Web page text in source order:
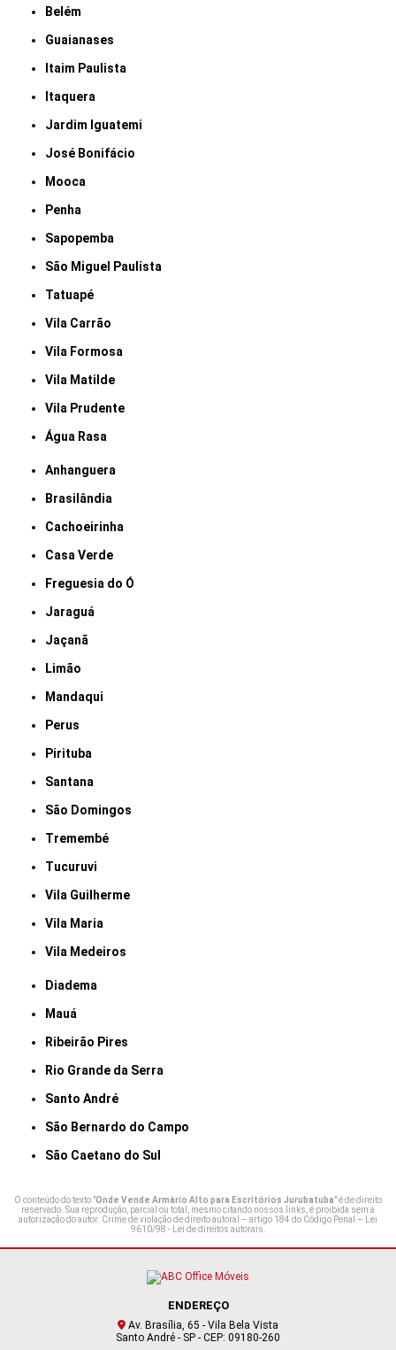
Belém
Guaianases
Itaim Paulista
Itaquera
Jardim Iguatemi
José Bonifácio
Mooca
Penha
Sapopemba
São Miguel Paulista
Tatuapé
Vila Carrão
Vila Formosa
Vila Matilde
Vila Prudente
Água Rasa
Anhanguera
Brasilândia
Cachoeirinha
Casa Verde
Freguesia do Ó
Jaraguá
Jaçanã
Limão
Mandaqui
Perus
Pirituba
Santana
São Domingos
Tremembé
Tucuruvi
Vila Guilherme
Vila Maria
Vila Medeiros
Diadema
Mauá
Ribeirão Pires
Rio Grande da Serra
Santo André
São Bernardo do Campo
São Caetano do Sul
O conteúdo do texto "Onde Vende Armário Alto para Escritórios Jurubatuba" é de direito
reservado. Sua reprodução, parcial ou total, mesmo citando nossos links, é proibida sem a
autorização do autor. Crime de violação de direito autoral – artigo 184 do Código Penal – Lei
9610/98 - Lei de direitos autorais.
ENDEREÇO
Av. Brasília, 65 - Vila Bela Vista
Santo André - SP - CEP: 09180-260